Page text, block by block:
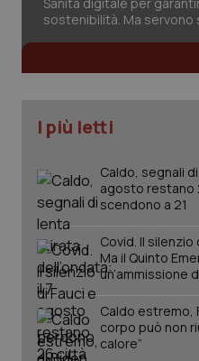
sostenibilità. Ma
I più letti
Caldo, segnali
agosto restano
scendono a 21
Covid. Il silenzio
Ma il Quinto
un’ammissione
Caldo estremo,
corpo può non
calore”
tracking-sites-ironfish-
session-id
_ga